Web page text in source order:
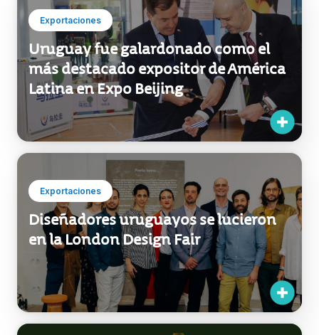
Exportaciones
Uruguay fue galardonado como el
más destacado expositor de América
Latina en Expo Beijing
Exportaciones
Diseñadores uruguayos se lucieron
en la London Design Fair